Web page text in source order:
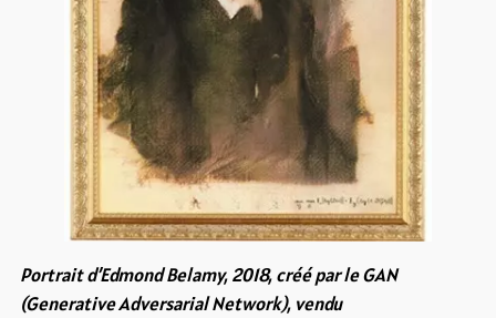
Portrait d’Edmond Belamy, 2018, créé par le GAN
(Generative Adversarial Network), vendu